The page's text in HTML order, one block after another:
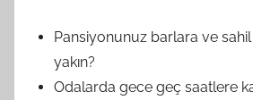
Pansiyonunuz barlara ve
yakın?
Odalarda gece geç saatlere